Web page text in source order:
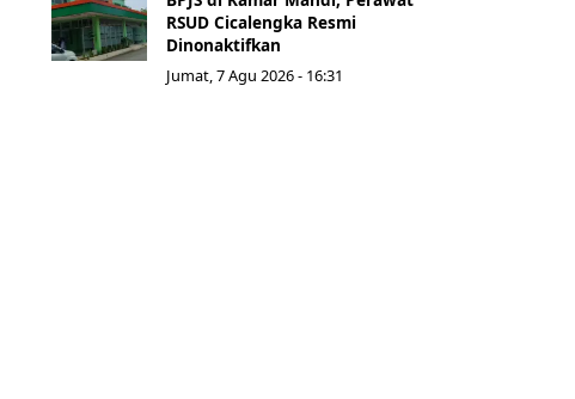
RSUD Cicalengka Resmi
Dinonaktifkan
Jumat, 7 Agu 2026 - 16:31